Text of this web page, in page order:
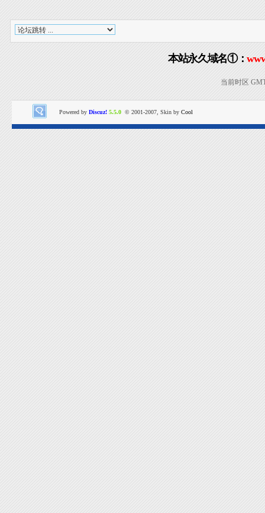
本站永久域名①：
当前时区
Powered by Discuz! 5.5.0 © 2001-2007, Skin by Cool